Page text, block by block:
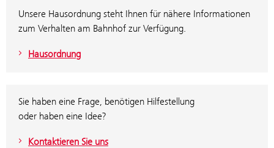
Unsere Hausordnung steht Ihnen für nähere Informationen
zum Verhalten am Bahnhof zur Verfügung.
Hausordnung
Sie haben eine Frage, benötigen Hilfestellung
oder haben eine Idee?
Kontaktieren Sie uns